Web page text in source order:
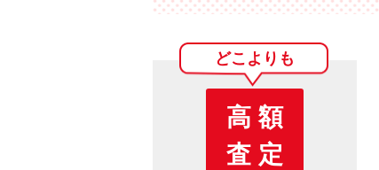
どこよりも
高 額
査 定